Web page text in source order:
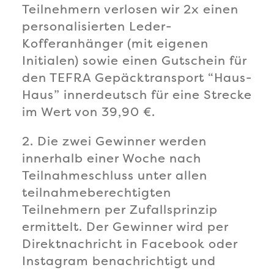
Teilnehmern verlosen wir 2x einen
personalisierten Leder-
Kofferanhänger (mit eigenen
Initialen) sowie einen Gutschein für
den TEFRA Gepäcktransport “Haus-
Haus” innerdeutsch für eine Strecke
im Wert von 39,90 €.
2. Die zwei Gewinner werden
innerhalb einer Woche nach
Teilnahmeschluss unter allen
teilnahmeberechtigten
Teilnehmern per Zufallsprinzip
ermittelt. Der Gewinner wird per
Direktnachricht in Facebook oder
Instagram benachrichtigt und